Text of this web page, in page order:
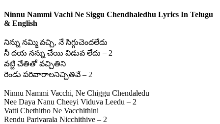
Ninnu Nammi Vachi Ne Siggu Chendhaledhu Lyrics In Telugu
& English
నిన్ను నమ్మి వచ్చి, నే సిగ్గుచెందలేదు
నీ దయ నన్ను చేయి విడువ లేదు – 2
వట్టి చేతితో వచ్చితిని
రెండు పరివారాలనిచ్చితివే – 2
Ninnu Nammi Vacchi, Ne Chiggu Chendaledu
Nee Daya Nanu Cheeyi Viduva Leedu – 2
Vatti Chethitho Ne Vacchithini
Rendu Parivarala Nicchithive – 2